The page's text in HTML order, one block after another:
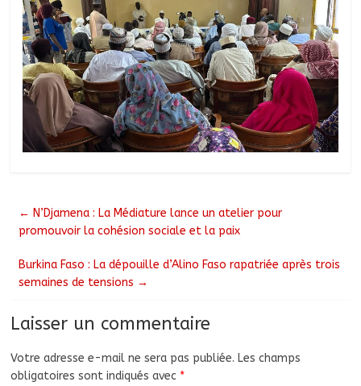
← N’Djamena : La Médiature lance un atelier pour
promouvoir la cohésion sociale et la paix
Burkina Faso : La dépouille d’Alino Faso rapatriée après trois
semaines de tensions →
Laisser un commentaire
Votre adresse e-mail ne sera pas publiée. Les champs
obligatoires sont indiqués avec *